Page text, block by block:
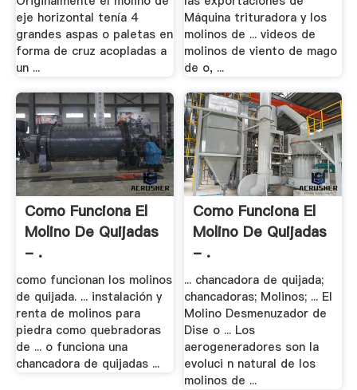
eje horizontal tenía 4
grandes aspas o paletas en
forma de cruz acopladas a
un ...
Máquina trituradora y los
molinos de ... videos de
molinos de viento de mago
de o, ...
Como Funciona El
Molino De Quijadas
- .
como funcionan los molinos
de quijada. ... instalación y
renta de molinos para
piedra como quebradoras
de ... o funciona una
chancadora de quijadas ...
Como Funciona El
Molino De Quijadas
- .
... chancadora de quijada;
chancadoras; Molinos; ... El
Molino Desmenuzador de
Dise o ... Los
aerogeneradores son la
evoluci n natural de los
molinos de ...